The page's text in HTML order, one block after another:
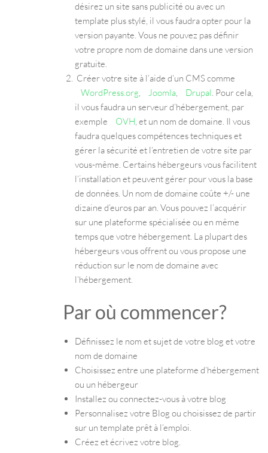
désirez un site sans publicité ou avec un
template plus stylé, il vous faudra opter pour la
version payante. Vous ne pouvez pas définir
votre propre nom de domaine dans une version
gratuite.
Créer votre site à l’aide d’un CMS comme
WordPress.org, Joomla, Drupal. Pour cela,
il vous faudra un serveur d’hébergement, par
exemple
OVH, et un nom de domaine. Il vous
faudra quelques compétences techniques et
gérer la sécurité et l’entretien de votre site par
vous-même. Certains hébergeurs vous facilitent
l’installation et peuvent gérer pour vous la base
de données. Un nom de domaine coûte +/- une
dizaine d’euros par an. Vous pouvez l’acquérir
sur une plateforme spécialisée ou en même
temps que votre hébergement. La plupart des
hébergeurs vous offrent ou vous propose une
réduction sur le nom de domaine avec
l’hébergement.
Par où commencer?
Définissez le nom et sujet de votre blog et votre
nom de domaine
Choisissez entre une plateforme d’hébergement
ou un hébergeur
Installez ou connectez-vous à votre blog
Personnalisez votre Blog ou choisissez de partir
sur un template prêt à l’emploi.
Créez et écrivez votre blog.